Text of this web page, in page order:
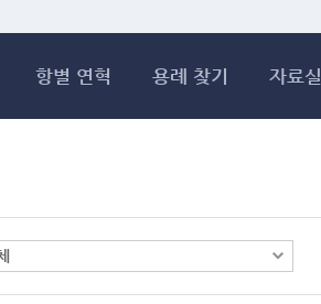
항별 연혁 용례 찾기 자료실